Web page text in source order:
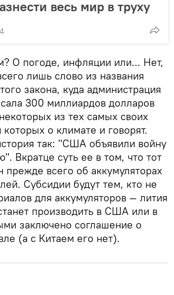
весь мир в труху
О погоде, инфляции или... Нет,
лишь слово из названия
закона, куда администрация
300 миллиардов долларов
из тех самых своих
о климате и говорят.
так: "США объявили войну
Вкратце суть ее в том, что тот
всего об аккумуляторах
Субсидии будут тем, кто не
для аккумуляторов — лития
производить в США или в
заключено соглашение о
(а с Китаем его нет).